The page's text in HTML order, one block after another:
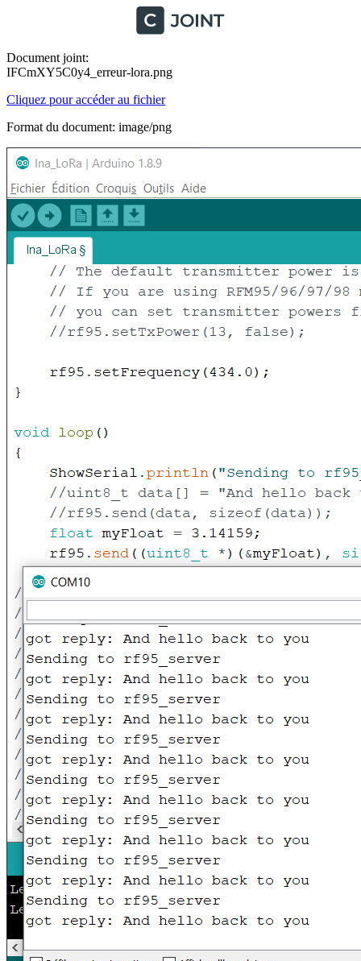
Document joint:
IFCmXY5C0y4_erreur-lora.png
Cliquez pour accéder au fichier
Format du document: image/png